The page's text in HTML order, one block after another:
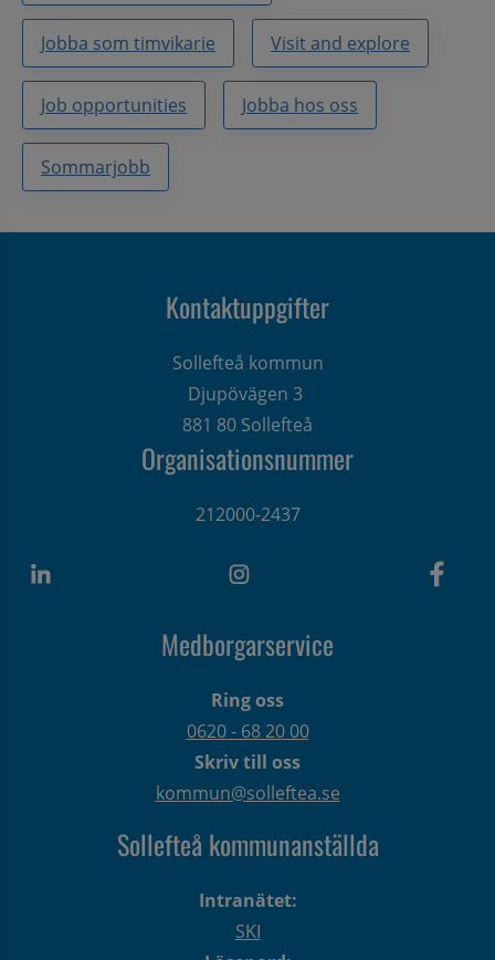
Jobba som timvikarie Visit and explore
Job opportunities Jobba hos oss
Sommarjobb
Kontaktuppgifter
Sollefteå kommun
Djupövägen 3
881 80 Sollefteå
Organisationsnummer
212000-2437
Medborgarservice
Ring oss
0620 - 68 20 00
Skriv till oss
kommun@solleftea.se
Sollefteå kommunanställda
Intranätet:
SKI